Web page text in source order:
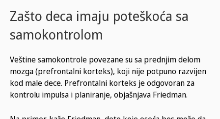
Zašto deca imaju poteškoća sa
samokontrolom
Veštine samokontrole povezane su sa prednjim delom
mozga (prefrontalni korteks), koji nije potpuno razvijen
kod male dece. Prefrontalni korteks je odgovoran za
kontrolu impulsa i planiranje, objašnjava Friedman.